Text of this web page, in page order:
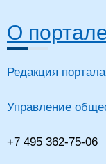
О
Редакция портала
Управление
+7 495 362-75-06